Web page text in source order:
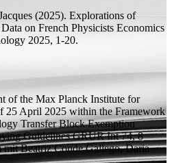
(2025). Explorations of
on French Physicists Economics
2025, 1-20.
of the Max Planck Institute for
25 April 2025 within the Framework
Transfer Block Exemption
GuidelinesGRUR Int 74, 8
mitBeatriz Conde Gallego, Daria